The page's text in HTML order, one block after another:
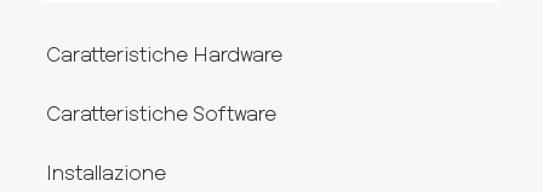
Caratteristiche Hardware
Caratteristiche Software
Installazione